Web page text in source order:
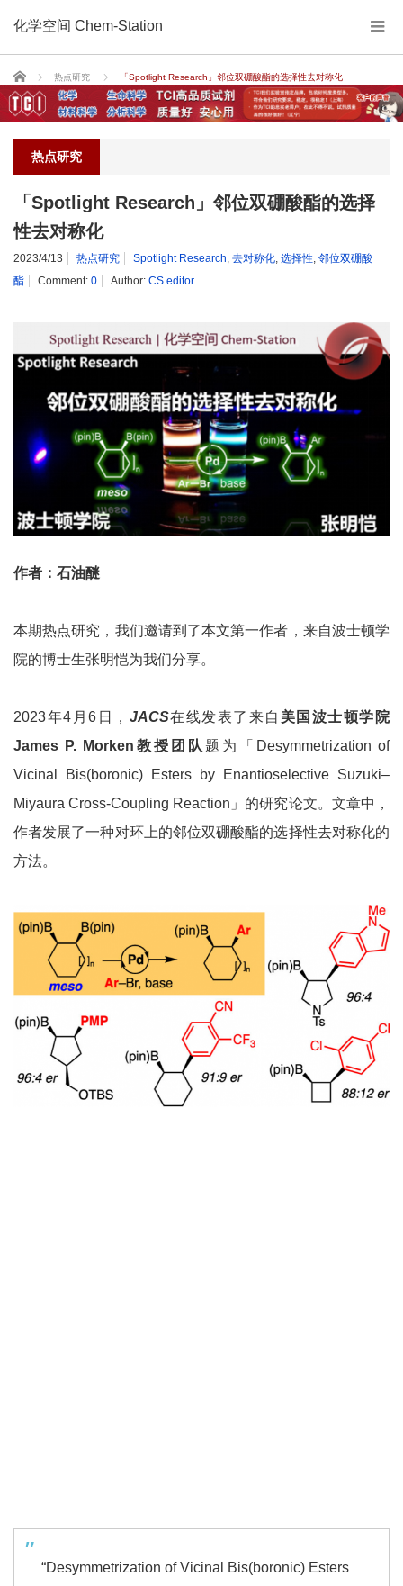
化学空间 Chem-Station
Home 热点研究 「Spotlight Research」邻位双硼酸酯的选择性去对称化
热点研究
「Spotlight Research」邻位双硼酸酯的选择
性去对称化
2023/4/13 热点研究 Spotlight Research 去对称化 选择性 邻位双硼酸
酯
Comment: 0 Author: CS editor
作者：石油醚
本期热点研究，我们邀请到了本文第一作者，来自波士顿学
院的博士生张明恺为我们分享。
2023年4月6日， JACS在线发表了来自 美国波士顿学院
James P. Morken 教授团队 题为「Desymmetrization of
Vicinal Bis(boronic) Esters by Enantioselective Suzuki–
Miyaura Cross-Coupling Reaction」的研究论文。文章中，
作者发展了一种对环上的邻位双硼酸酯的选择性去对称化的
方法。
“Desymmetrization of Vicinal Bis(boronic) Esters